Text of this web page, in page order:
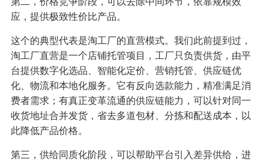
应，提供极致性价比产品。
这个的典型代表是淘工厂的直营模式。我们此前提到过，
淘工厂直营是一个店铺托管项目，工厂只负责供货，由平
台提供数字化选品、智能化定价、营销托管、供应链优
化、物流和本地化服务。它有反向选款能力，精准满足消
费者需求；有真正变革流通的供应链能力，可以针对同一
收货地址合并发货，省去多道包材、分拣和配送成本，以
此降低产品价格。
第三，供给同质化阶段，可以帮助平台引入差异供给，进